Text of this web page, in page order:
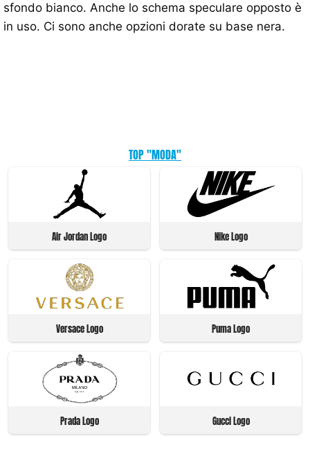
sfondo bianco. Anche lo schema speculare opposto è
in uso. Ci sono anche opzioni dorate su base nera.
TOP "MODA"
Air Jordan Logo Nike Logo
Versace Logo Puma Logo
Prada Logo Gucci Logo